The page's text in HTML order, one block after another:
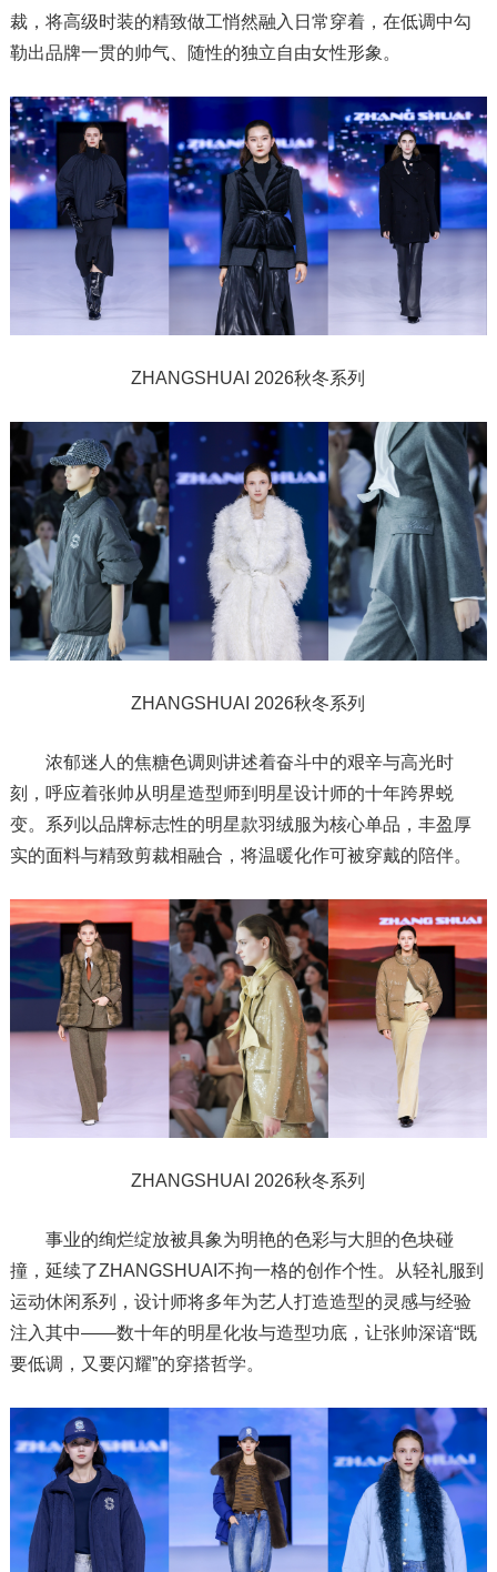
裁，将高级时装的精致做工悄然融入日常穿着，在低调中勾
勒出品牌一贯的帅气、随性的独立自由女性形象。
ZHANGSHUAI 2026秋冬系列
ZHANGSHUAI 2026秋冬系列
浓郁迷人的焦糖色调则讲述着奋斗中的艰辛与高光时
刻，呼应着张帅从明星造型师到明星设计师的十年跨界蜕
变。系列以品牌标志性的明星款羽绒服为核心单品，丰盈厚
实的面料与精致剪裁相融合，将温暖化作可被穿戴的陪伴。
ZHANGSHUAI 2026秋冬系列
事业的绚烂绽放被具象为明艳的色彩与大胆的色块碰
撞，延续了ZHANGSHUAI不拘一格的创作个性。从轻礼服到
运动休闲系列，设计师将多年为艺人打造造型的灵感与经验
注入其中——数十年的明星化妆与造型功底，让张帅深谙“既
要低调，又要闪耀”的穿搭哲学。